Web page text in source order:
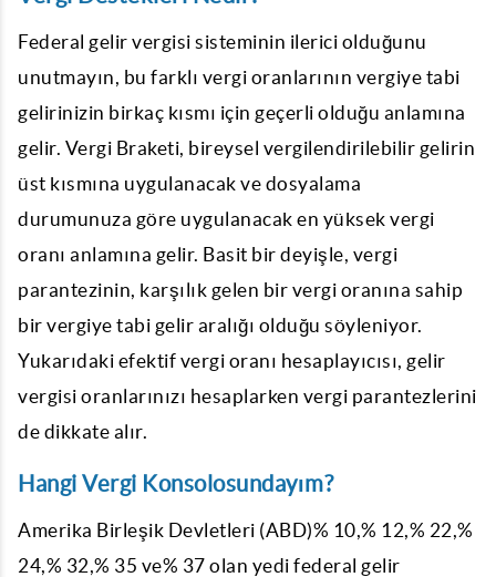
Federal gelir vergisi sisteminin ilerici olduğunu
unutmayın, bu farklı vergi oranlarının vergiye tabi
gelirinizin birkaç kısmı için geçerli olduğu anlamına
gelir. Vergi Braketi, bireysel vergilendirilebilir gelirin
üst kısmına uygulanacak ve dosyalama
durumunuza göre uygulanacak en yüksek vergi
oranı anlamına gelir. Basit bir deyişle, vergi
parantezinin, karşılık gelen bir vergi oranına sahip
bir vergiye tabi gelir aralığı olduğu söyleniyor.
Yukarıdaki efektif vergi oranı hesaplayıcısı, gelir
vergisi oranlarınızı hesaplarken vergi parantezlerini
de dikkate alır.
Hangi Vergi Konsolosundayım?
Amerika Birleşik Devletleri (ABD)% 10,% 12,% 22,%
24,% 32,% 35 ve% 37 olan yedi federal gelir